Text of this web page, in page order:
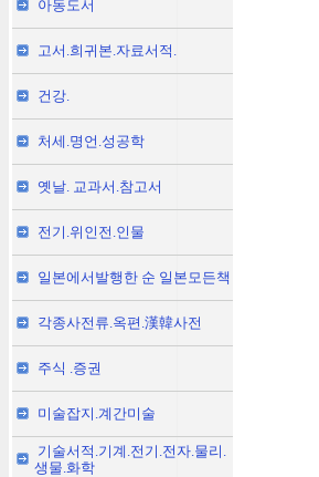
아동도서
고서.희귀본.자료서적.
건강.
처세.명언.성공학
옛날. 교과서.참고서
전기.위인전.인물
일본에서발행한 순 일본모든책
각종사전류.옥편.漢韓사전
주식 .증권
미술잡지.계간미술
기술서적.기계.전기.전자.물리.
생물.화학